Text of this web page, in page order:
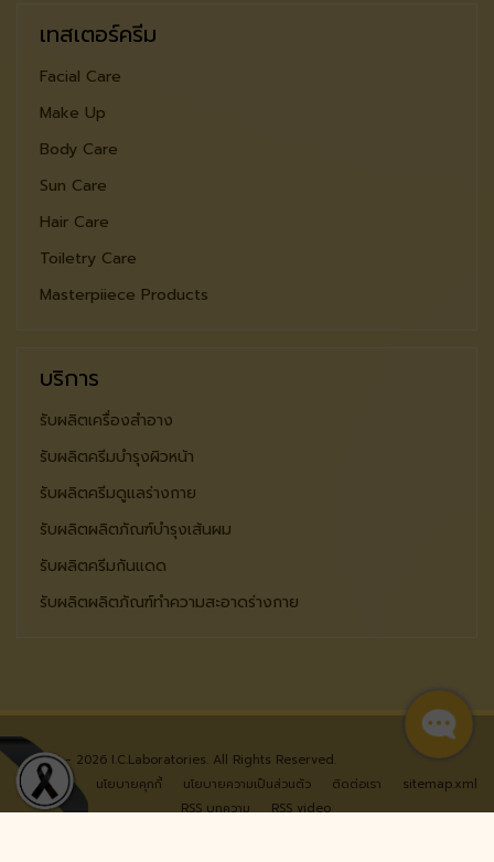
เทสเตอร์ครีม
Facial Care
Make Up
Body Care
Sun Care
Hair Care
Toiletry Care
Masterpiiece Products
บริการ
รับผลิตเครื่องสำอาง
รับผลิตครีมบำรุงผิวหน้า
รับผลิตครีมดูแลร่างกาย
รับผลิตผลิตภัณฑ์บำรุงเส้นผม
รับผลิตครีมกันแดด
รับผลิตผลิตภัณฑ์ทำความสะอาดร่างกาย
© 2024 - 2026 I.C.Laboratories. All Rights Reserved.
หน้าแรก
นโยบายคุกกี้ นโยบายความเป็นส่วนตัว ติดต่อเรา
sitemap.xml
RSS บทความ
RSS video